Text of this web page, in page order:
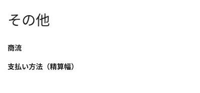
その他
商流
支払い方法（精算幅）